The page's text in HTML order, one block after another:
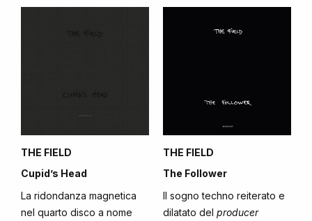
THE FIELD
Cupid’s Head
La ridondanza magnetica
nel quarto disco a nome
THE FIELD
The Follower
Il sogno techno reiterato e
dilatato del producer